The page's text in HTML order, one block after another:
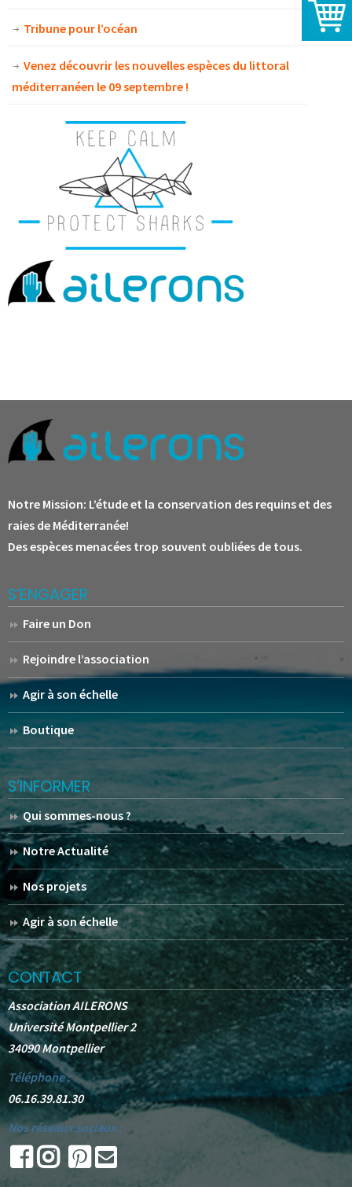
Tribune pour l’océan
Venez découvrir les nouvelles espèces du littoral
méditerranéen le 09 septembre !
Notre Mission: L’étude et la conservation des requins et des
raies de Méditerranée!
Des espèces menacées trop souvent oubliées de tous.
S’ENGAGER
Faire un Don
Rejoindre l’association
Agir à son échelle
Boutique
S’INFORMER
Qui sommes-nous ?
Notre Actualité
Nos projets
Agir à son échelle
CONTACT
Association AILERONS
Université Montpellier 2
34090 Montpellier
Téléphone :
06.16.39.81.30
Nos réseaux sociaux :